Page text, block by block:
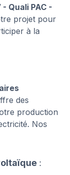
- Quali PAC -
projet pour
à la
des
production
Nos
: